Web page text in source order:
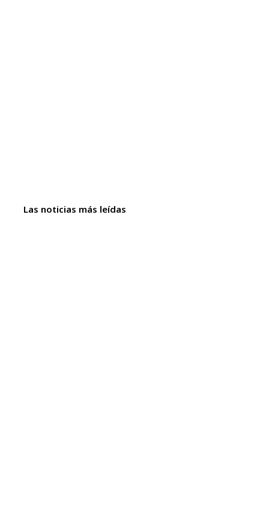
Las noticias más leídas